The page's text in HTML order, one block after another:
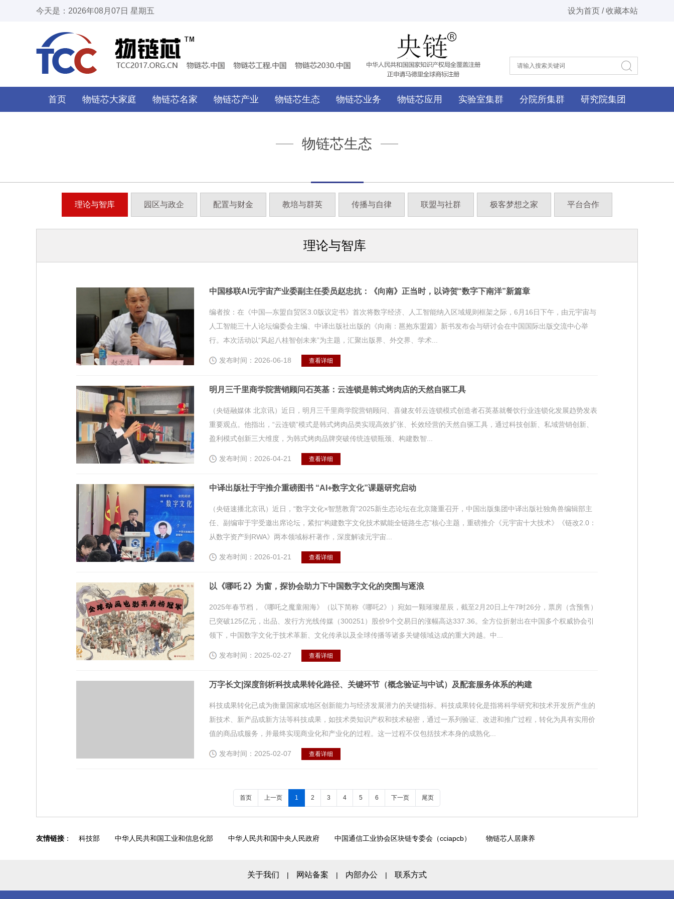
今天是：2026年08月07日 星期五 设为首页 / 收藏本站
首页 物链芯大家庭 物链芯名家 物链芯产业 物链芯生态 物链芯业务 物链芯应用 实验室集群 分院所集群 研究院集团
物链芯生态
理论与智库 园区与政企 配置与财金 教培与群英 传播与自律 联盟与社群 极客梦想之家 平台合作
理论与智库
中国移联AI元宇宙产业委副主任委员赵忠抗：《向南》正当时，以诗贺“数字下南洋”新篇章
编者按：在《中国—东盟自贸区3.0版议定书》首次将数字经济、人工智能纳入区域规则框架之际，6月16日下午，由元宇宙与
人工智能三十人论坛编委会主编、中译出版社出版的《向南：邕抱东盟篇》新书发布会与研讨会在中国国际出版交流中心举
行。本次活动以“风起八桂智创未来”为主题，汇聚出版界、外交界、学术...
发布时间：2026-06-18 查看详细
明月三千里商学院营销顾问石英基：云连锁是韩式烤肉店的天然自驱工具
（央链融媒体 北京讯）近日，明月三千里商学院营销顾问、喜健友邻云连锁模式创造者石英基就餐饮行业连锁化发展趋势发表
重要观点。他指出，“云连锁”模式是韩式烤肉品类实现高效扩张、长效经营的天然自驱工具，通过科技创新、私域营销创新、
盈利模式创新三大维度，为韩式烤肉品牌突破传统连锁瓶颈、构建数智...
发布时间：2026-04-21 查看详细
中译出版社于宇推介重磅图书 “AI+数字文化”课题研究启动
（央链速播北京讯）近日，“数字文化×智慧教育”2025新生态论坛在北京隆重召开，中国出版集团中译出版社独角兽编辑部主
任、副编审于宇受邀出席论坛，紧扣“构建数字文化技术赋能全链路生态”核心主题，重磅推介《元宇宙十大技术》《链改2.0：
从数字资产到RWA》两本领域标杆著作，深度解读元宇宙...
发布时间：2026-01-21 查看详细
以《哪吒 2》为窗，探协会助力下中国数字文化的突围与逐浪
2025年春节档，《哪吒之魔童闹海》（以下简称《哪吒2》）宛如一颗璀璨星辰，截至2月20日上午7时26分，票房（含预售）
已突破125亿元，出品、发行方光线传媒（300251）股价9个交易日的涨幅高达337.36。全方位折射出在中国多个权威协会引
领下，中国数字文化于技术革新、文化传承以及全球传播等诸多关键领域达成的重大跨越。中...
发布时间：2025-02-27 查看详细
万字长文|深度剖析科技成果转化路径、关键环节（概念验证与中试）及配套服务体系的构建
科技成果转化已成为衡量国家或地区创新能力与经济发展潜力的关键指标。科技成果转化是指将科学研究和技术开发所产生的
新技术、新产品或新方法等科技成果，如技术类知识产权和技术秘密，通过一系列验证、改进和推广过程，转化为具有实用价
值的商品或服务，并最终实现商业化和产业化的过程。这一过程不仅包括技术本身的成熟化...
发布时间：2025-02-07 查看详细
首页 上一页 1 2 3 4 5 6 下一页 尾页
友情链接 ： 科技部 中华人民共和国工业和信息化部 中华人民共和国中央人民政府 中国通信工业协会区块链专委会（cciapcb） 物链芯人居康养
关于我们 | 网站备案 | 内部办公 | 联系方式